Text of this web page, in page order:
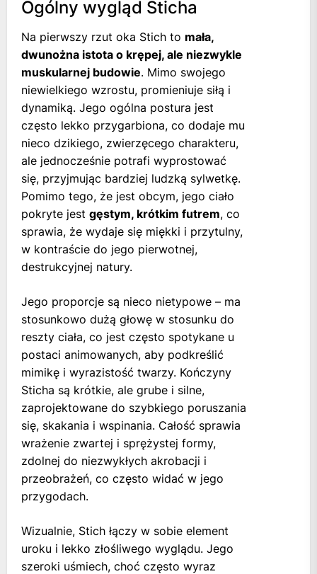
Ogólny wygląd Sticha
Na pierwszy rzut oka Stich to mała,
dwunożna istota o krępej, ale niezwykle
muskularnej budowie. Mimo swojego
niewielkiego wzrostu, promieniuje siłą i
dynamiką. Jego ogólna postura jest
często lekko przygarbiona, co dodaje mu
nieco dzikiego, zwierzęcego charakteru,
ale jednocześnie potrafi wyprostować
się, przyjmując bardziej ludzką sylwetkę.
Pomimo tego, że jest obcym, jego ciało
pokryte jest gęstym, krótkim futrem, co
sprawia, że wydaje się miękki i przytulny,
w kontraście do jego pierwotnej,
destrukcyjnej natury.
Jego proporcje są nieco nietypowe – ma
stosunkowo dużą głowę w stosunku do
reszty ciała, co jest często spotykane u
postaci animowanych, aby podkreślić
mimikę i wyrazistość twarzy. Kończyny
Sticha są krótkie, ale grube i silne,
zaprojektowane do szybkiego poruszania
się, skakania i wspinania. Całość sprawia
wrażenie zwartej i sprężystej formy,
zdolnej do niezwykłych akrobacji i
przeobrażeń, co często widać w jego
przygodach.
Wizualnie, Stich łączy w sobie element
uroku i lekko złośliwego wyglądu. Jego
szeroki uśmiech, choć często wyraz